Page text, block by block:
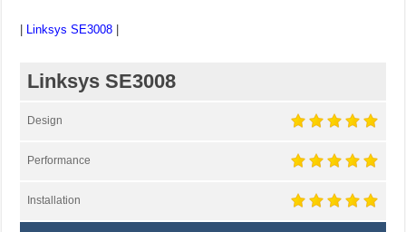
Linksys SE3008
Linksys SE3008
Design
Performance
Installation